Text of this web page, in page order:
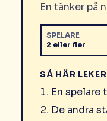
En tänker på
SPELARE
2 eller fler
SÅ HÄR
En spelare
De andra